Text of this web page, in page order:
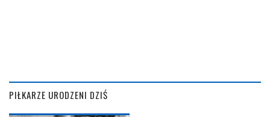
PIŁKARZE URODZENI DZIŚ